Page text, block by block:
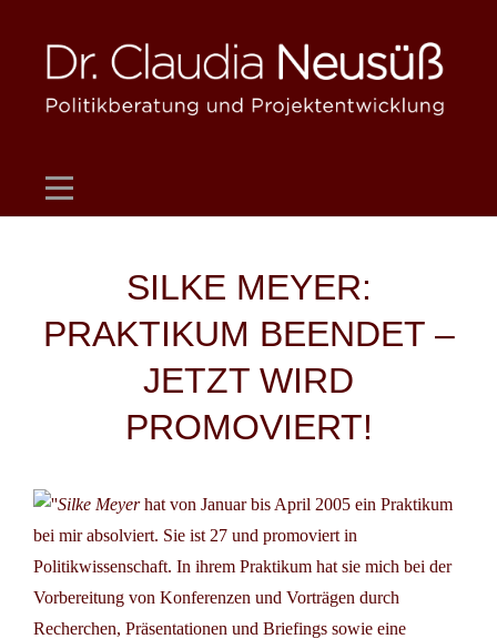
content
SILKE MEYER:
PRAKTIKUM BEENDET –
JETZT WIRD
PROMOVIERT!
Silke Meyerhat von Januar bis April 2005 ein Praktikum
bei mir absolviert. Sie ist 27 und promoviert in
Politikwissenschaft. In ihrem Praktikum hat sie mich bei der
Vorbereitung von Konferenzen und Vorträgen durch
Recherchen, Präsentationen und Briefings sowie eine
Beitragsnavigation